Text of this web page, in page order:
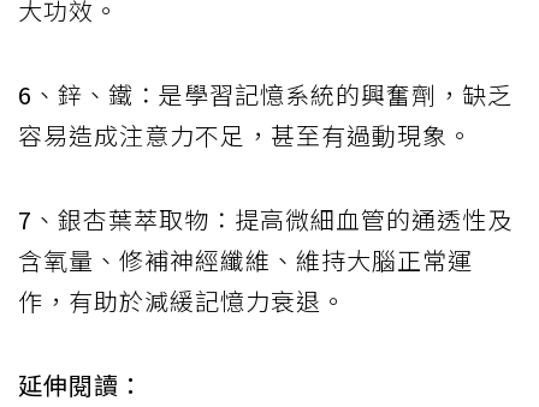
大功效。
6 、鋅、鐵： 是學習記憶系統的興奮劑，缺乏
容易造成注意力不足，甚至有過動現象。
7 、銀杏葉萃取物： 提高微細血管的通透性及
含氧量、修補神經纖維、維持大腦正常運
作，有助於減緩記憶力衰退。
延伸閱讀：